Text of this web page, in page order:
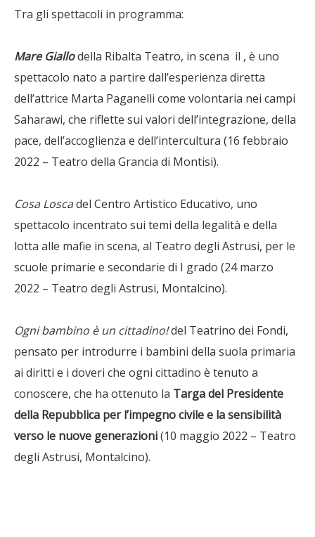
Tra gli spettacoli in programma:
Mare Giallodella Ribalta Teatro, in scena il , è uno
spettacolo nato a partire dall’esperienza diretta
dell’attrice Marta Paganelli come volontaria nei campi
Saharawi, che riflette sui valori dell’integrazione, della
pace, dell’accoglienza e dell’intercultura (16 febbraio
2022 – Teatro della Grancia di Montisi).
Cosa Loscadel Centro Artistico Educativo, uno
spettacolo incentrato sui temi della legalità e della
lotta alle mafie in scena, al Teatro degli Astrusi, per le
scuole primarie e secondarie di I grado (24 marzo
2022 – Teatro degli Astrusi, Montalcino).
Ogni bambino è un cittadino!del Teatrino dei Fondi,
pensato per introdurre i bambini della suola primaria
ai diritti e i doveri che ogni cittadino è tenuto a
conoscere, che ha ottenuto la Targa del Presidente
della Repubblica per l’impegno civile e la sensibilità
verso le nuove generazioni(10 maggio 2022 – Teatro
degli Astrusi, Montalcino).